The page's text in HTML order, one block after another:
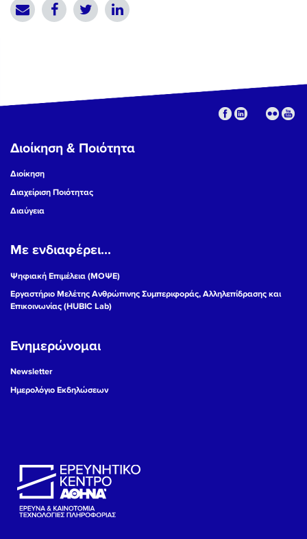
16
17
19
22
Διοίκηση & Ποιότητα
Διοίκηση
Διαχείριση Ποιότητας
Διαύγεια
Με ενδιαφέρει...
Ψηφιακή Επιμέλεια (ΜΟΨΕ)
Εργαστήριο Μελέτης Ανθρώπινης Συμπεριφοράς, Αλληλεπίδρασης και
Επικοινωνίας (HUBIC Lab)
Ενημερώνομαι
Newsletter
Ημερολόγιο Εκδηλώσεων